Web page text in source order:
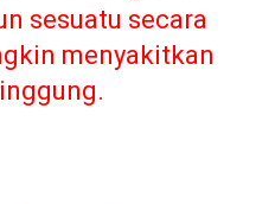
sesuatu secara
menyakitkan